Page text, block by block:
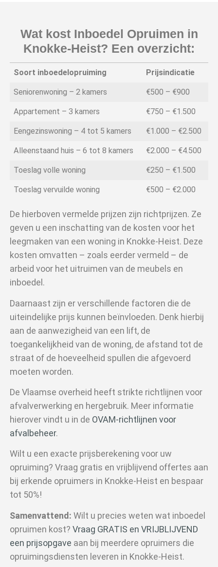
Wat kost Inboedel Opruimen in
Knokke-Heist? Een overzicht:
Soort inboedelopruiming Prijsindicatie
Seniorenwoning – 2 kamers €500 – €900
Appartement – 3 kamers €750 – €1.500
Eengezinswoning – 4 tot 5 kamers €1.000 – €2.500
Alleenstaand huis – 6 tot 8 kamers €2.000 – €4.500
Toeslag volle woning €250 – €1.500
Toeslag vervuilde woning €500 – €2.000
De hierboven vermelde prijzen zijn richtprijzen. Ze
geven u een inschatting van de kosten voor het
leegmaken van een woning in Knokke-Heist. Deze
kosten omvatten – zoals eerder vermeld – de
arbeid voor het uitruimen van de meubels en
inboedel.
Daarnaast zijn er verschillende factoren die de
uiteindelijke prijs kunnen beïnvloeden. Denk hierbij
aan de aanwezigheid van een lift, de
toegankelijkheid van de woning, de afstand tot de
straat of de hoeveelheid spullen die afgevoerd
moeten worden.
De Vlaamse overheid heeft strikte richtlijnen voor
afvalverwerking en hergebruik. Meer informatie
hierover vindt u in de OVAM-richtlijnen voor
afvalbeheer.
Wilt u een exacte prijsberekening voor uw
opruiming? Vraag gratis en vrijblijvend offertes aan
bij erkende opruimers in Knokke-Heist en bespaar
tot 50%!
Samenvattend: Wilt u precies weten wat inboedel
opruimen kost? Vraag GRATIS en VRIJBLIJVEND
een prijsopgave aan bij meerdere opruimers die
opruimingsdiensten leveren in Knokke-Heist.